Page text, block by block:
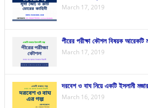
March 17, 2019
পীরের পরীক্ষা কৌশল বিষয়ক আরেকটি
March 17, 2019
দরবেশ ও বাঘ নিয়ে একটি ইসলামী
March 16, 2019